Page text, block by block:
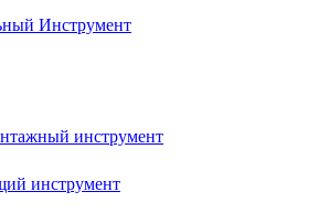
Инструмент
инструмент
инструмент